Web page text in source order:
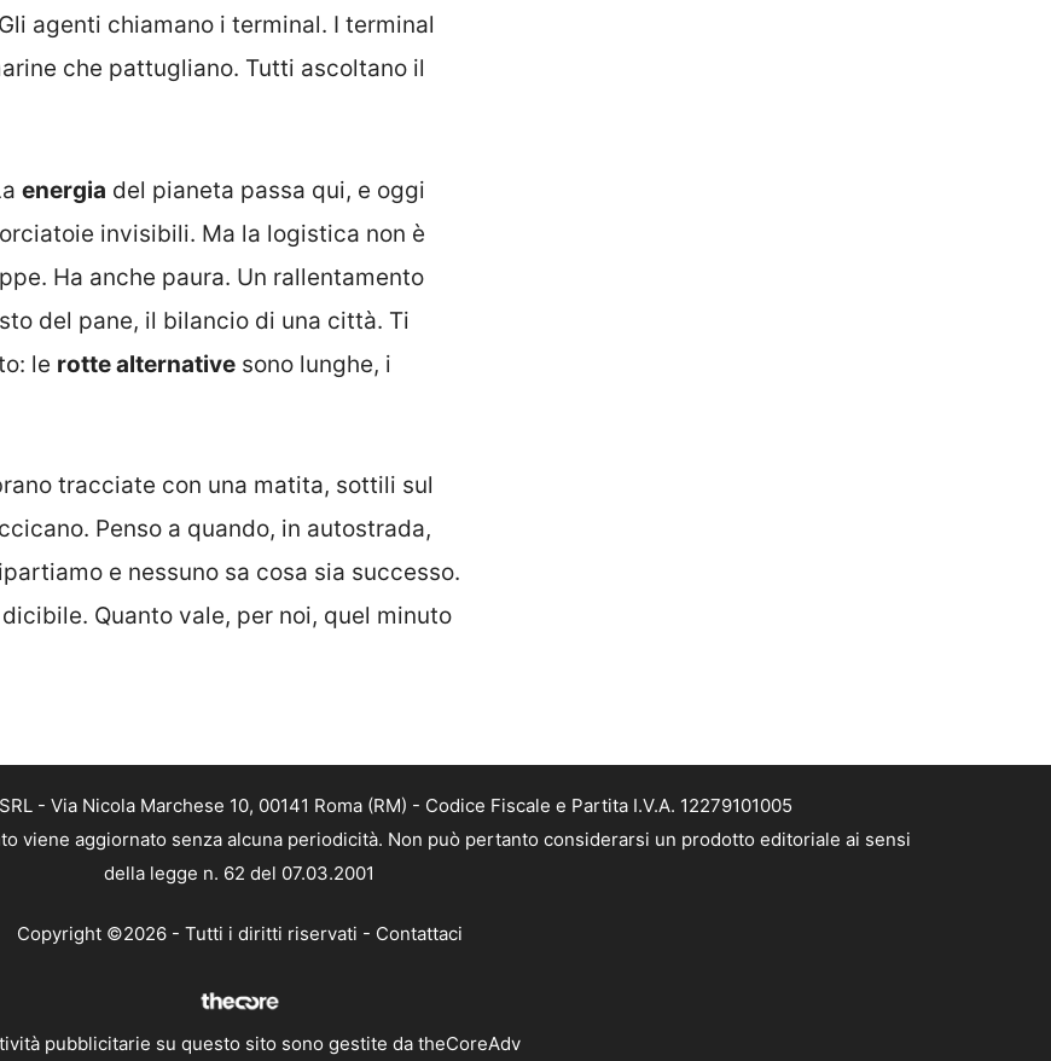
agenti chiamano i terminal. I terminal
che pattugliano. Tutti ascoltano il
energia del pianeta passa qui, e oggi
invisibili. Ma la logistica non è
Ha anche paura. Un rallentamento
del pane, il bilancio di una città. Ti
le rotte alternative sono lunghe, i
tracciate con una matita, sottili sul
Penso a quando, in autostrada,
e nessuno sa cosa sia successo.
Quanto vale, per noi, quel minuto
- Via Nicola Marchese 10, 00141 Roma (RM) - Codice Fiscale e Partita I.V.A. 12279101005
viene aggiornato senza alcuna periodicità. Non può pertanto considerarsi un prodotto editoriale ai sensi
della legge n. 62 del 07.03.2001
Copyright ©2026 - Tutti i diritti riservati - Contattaci
pubblicitarie su questo sito sono gestite da theCoreAdv